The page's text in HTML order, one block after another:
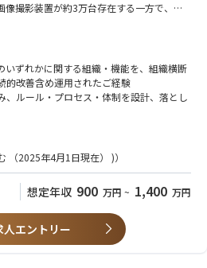
像撮影装置が約3万台存在する一方で、医
診断専門医）は約6,000名しかおらず、
体の3割程度にとどまっています。ま
ないなどの医療格差があるのが実情で、今
となっております。
万症例/年）の依頼に対応する日本最大
のシステムを正常に稼働させ続けること
を企業理念に、医療をテクノロジーによ
クノロジーへの投資も積極的に行い、医療
のリーダーとして、関係部門と連携しなが
いずれかに関する組織・機能を、組織横断
的改善含め運用されたご経験
、ルール・プロセス・体制を設計、落とし
うち複数領域における体制構築・運用経験
組織の構築・運営経験
導入、運用設計または改善経験
善に関する経験
スメントの設計・運用経験
イン等の体系的な設計・改定経験
（2025年4⽉1⽇現在） )）
想定年収 900 万円 ~ 1,400 万円
人エントリー